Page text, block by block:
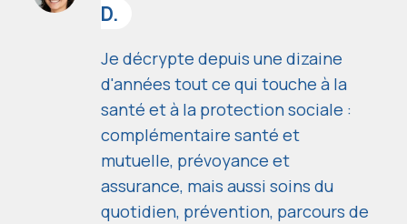
D.
Je décrypte depuis une dizaine
d'années tout ce qui touche à la
santé et à la protection sociale :
complémentaire santé et
mutuelle, prévoyance et
assurance, mais aussi soins du
quotidien, prévention, parcours de